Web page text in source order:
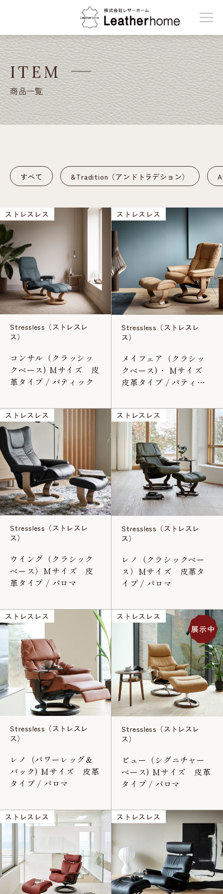
株式会社レザーホーム
ITEM
商品一覧
すべて &Tradition（アンドトラデション）
ストレスレス
Stressless（ストレスレ
ス）
コンサル（クラッシッ
クベース) Mサイズ 皮
革タイプ / バティック
ストレスレス
Stressless（ストレスレ
ス）
メイフェア（クラシッ
クベース)・ Mサイズ
皮革タイプ / パティッ
ストレスレス
Stressless（ストレスレ
ス）
ウイング（クラシック
ベース）Mサイズ 皮
革タイプ / パロマ
ストレスレス
Stressless（ストレスレ
ス）
レノ（クラシックベー
ス）Mサイズ 皮革タ
イプ / パロマ
ストレスレス
Stressless（ストレスレ
ス）
レノ（パワーレッグ＆
バック) Mサイズ 皮革
タイプ / パロマ
ストレスレス
展示中
Stressless（ストレスレ
ス）
ビュー（シグニチャー
ベース) Mサイズ 皮革
タイプ / パロマ
ストレスレス ストレスレス